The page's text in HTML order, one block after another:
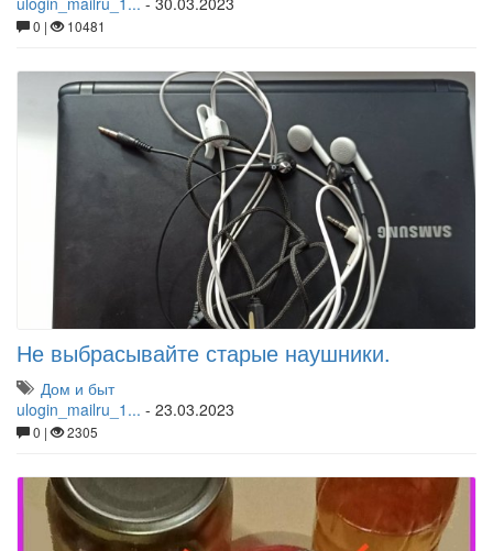
0 | 10481
Не выбрасывайте старые наушники.
Дом и быт
ulogin_mailru_1... - 23.03.2023
0 | 2305